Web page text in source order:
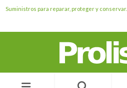
Suministros para reparar, proteger y conservar.